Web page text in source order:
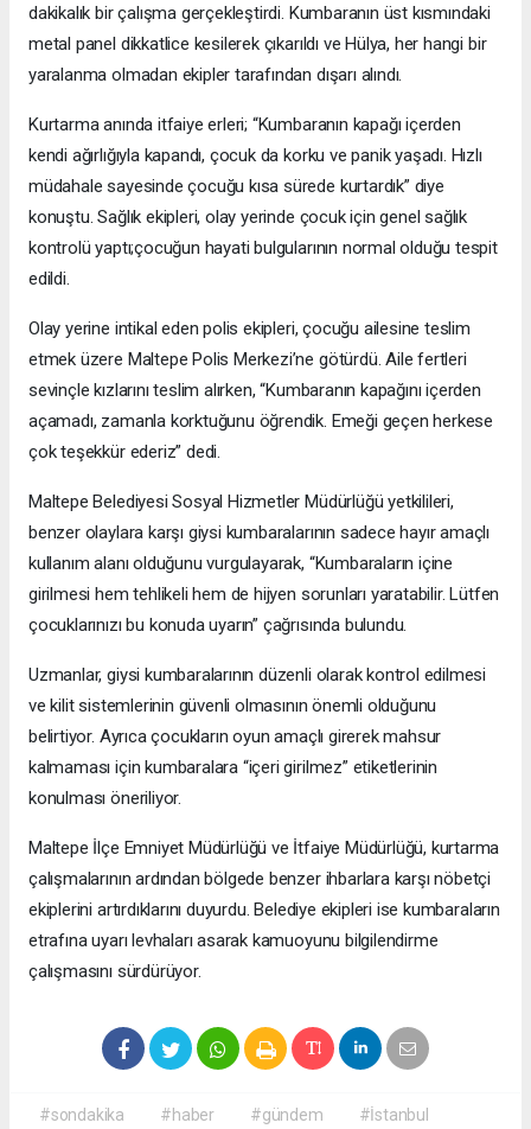
dakikalık bir çalışma gerçekleştirdi. Kumbaranın üst kısmındaki
metal panel dikkatlice kesilerek çıkarıldı ve Hülya, her hangi bir
yaralanma olmadan ekipler tarafından dışarı alındı.
Kurtarma anında itfaiye erleri; “Kumbaranın kapağı içerden
kendi ağırlığıyla kapandı, çocuk da korku ve panik yaşadı. Hızlı
müdahale sayesinde çocuğu kısa sürede kurtardık” diye
konuştu. Sağlık ekipleri, olay yerinde çocuk için genel sağlık
kontrolü yaptı;çocuğun hayati bulgularının normal olduğu tespit
edildi.
Olay yerine intikal eden polis ekipleri, çocuğu ailesine teslim
etmek üzere Maltepe Polis Merkezi’ne götürdü. Aile fertleri
sevinçle kızlarını teslim alırken, “Kumbaranın kapağını içerden
açamadı, zamanla korktuğunu öğrendik. Emeği geçen herkese
çok teşekkür ederiz” dedi.
Maltepe Belediyesi Sosyal Hizmetler Müdürlüğü yetkilileri,
benzer olaylara karşı giysi kumbaralarının sadece hayır amaçlı
kullanım alanı olduğunu vurgulayarak, “Kumbaraların içine
girilmesi hem tehlikeli hem de hijyen sorunları yaratabilir. Lütfen
çocuklarınızı bu konuda uyarın” çağrısında bulundu.
Uzmanlar, giysi kumbaralarının düzenli olarak kontrol edilmesi
ve kilit sistemlerinin güvenli olmasının önemli olduğunu
belirtiyor. Ayrıca çocukların oyun amaçlı girerek mahsur
kalmaması için kumbaralara “içeri girilmez” etiketlerinin
konulması öneriliyor.
Maltepe İlçe Emniyet Müdürlüğü ve İtfaiye Müdürlüğü, kurtarma
çalışmalarının ardından bölgede benzer ihbarlara karşı nöbetçi
ekiplerini artırdıklarını duyurdu. Belediye ekipleri ise kumbaraların
etrafına uyarı levhaları asarak kamuoyunu bilgilendirme
çalışmasını sürdürüyor.
#sondakika #haber #gündem #İstanbul